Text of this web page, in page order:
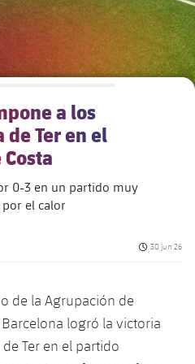
Mayor
a los
de Ter en el
0-3 en un partido muy
el calor
Fecha de
30 jun 26
de la Agrupación de
logró la victoria
Ter en el partido